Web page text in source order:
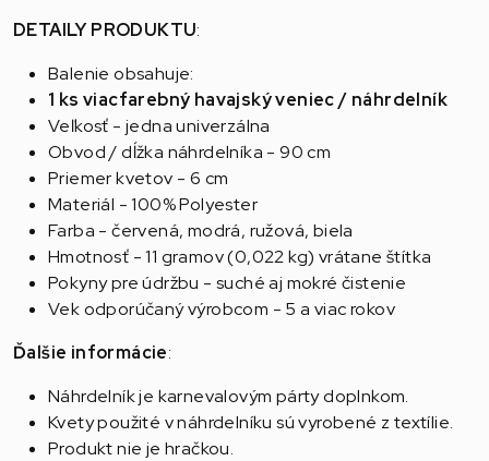
DETAILY PRODUKTU:
Balenie obsahuje:
1 ks viacfarebný havajský veniec / náhrdelník
Veľkosť - jedna univerzálna
Obvod / dĺžka náhrdelníka - 90 cm
Priemer kvetov - 6 cm
Materiál - 100% Polyester
Farba - červená, modrá, ružová, biela
Hmotnosť - 11 gramov (0,022 kg) vrátane štítka
Pokyny pre údržbu - suché aj mokré čistenie
Vek odporúčaný výrobcom - 5 a viac rokov
Ďalšie informácie:
Náhrdelník je karnevalovým párty doplnkom.
Kvety použité v náhrdelníku sú vyrobené z textílie.
Produkt nie je hračkou.